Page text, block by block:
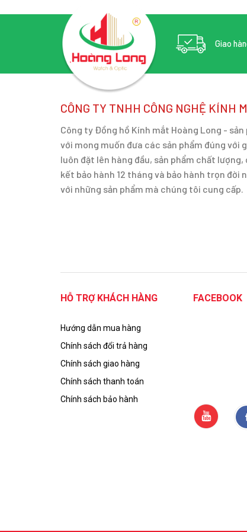
Giao
CÔNG TY TNHH CÔNG NGHỆ KÍNH
Công ty Đồng hồ Kính mắt Hoàng Long -
với mong muốn đưa các sản phẩm đúng với
luôn đặt lên hàng đầu, sản phẩm chất
kết bảo hành 12 tháng và bảo hành trọn đời
với những sản phẩm mà chúng tôi cung cấp.
HỖ TRỢ KHÁCH HÀNG
Hướng dẫn mua hàng
Chính sách đổi trả hàng
Chính sách giao hàng
Chính sách thanh toán
Chính sách bảo hành
FACEBOOK